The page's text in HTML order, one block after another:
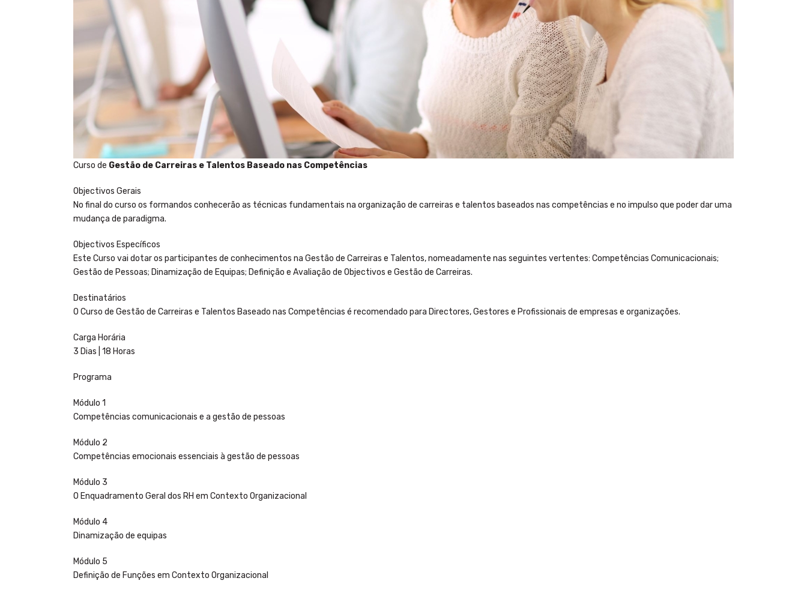
Curso de Gestão de Carreiras e Talentos Baseado nas Competências
Objectivos Gerais
No final do curso os formandos conhecerão as técnicas fundamentais na organização de carreiras e talentos baseados nas competências e no impulso que poder dar uma
mudança de paradigma.
Objectivos Específicos
Este Curso vai dotar os participantes de conhecimentos na Gestão de Carreiras e Talentos, nomeadamente nas seguintes vertentes: Competências Comunicacionais;
Gestão de Pessoas; Dinamização de Equipas; Definição e Avaliação de Objectivos e Gestão de Carreiras.
Destinatários
O Curso de Gestão de Carreiras e Talentos Baseado nas Competências é recomendado para Directores, Gestores e Profissionais de empresas e organizações.
Carga Horária
3 Dias | 18 Horas
Programa
Módulo 1
Competências comunicacionais e a gestão de pessoas
Módulo 2
Competências emocionais essenciais à gestão de pessoas
Módulo 3
O Enquadramento Geral dos RH em Contexto Organizacional
Módulo 4
Dinamização de equipas
Módulo 5
Definição de Funções em Contexto Organizacional